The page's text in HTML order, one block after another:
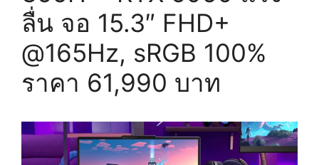
ลื่น จอ 15.3″ FHD+
@165Hz, sRGB 100%
ราคา 61,990 บาท